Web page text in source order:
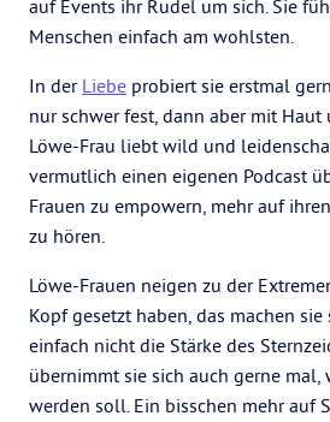
auf Events ihr Rudel um sich. Sie
Menschen einfach am wohlsten.
In der Liebe probiert sie erstmal
nur schwer fest, dann aber mit Haut
Löwe-Frau liebt wild und
vermutlich einen eigenen Podcast
Frauen zu empowern, mehr auf
zu hören.
Löwe-Frauen neigen zu der
Kopf gesetzt haben, das machen
einfach nicht die Stärke des
übernimmt sie sich auch gerne mal,
werden soll. Ein bisschen mehr auf